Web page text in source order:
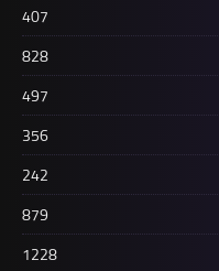
407
828
497
356
242
879
1228